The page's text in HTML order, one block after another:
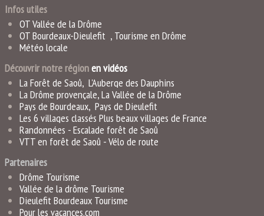
Infos utiles
OT Vallée de la Drôme
OT Bourdeaux-Dieulefit , Tourisme en Drôme
Météo locale
Découvrir notre régionen vidéos
La Forêt de Saoû, L'Auberge des Dauphins
La Drôme provençale,La Vallée de la Drôme
Pays de Bourdeaux, Pays de Dieulefit
Les 6 villages classés Plus beaux villages de France
Randonnées -Escalade forêt de Saoû
VTT en forêt de Saoû -Vélo de route
Partenaires
Drôme Tourisme
Vallée de la drôme Tourisme
Dieulefit Bourdeaux Tourisme
Pour les vacances.com